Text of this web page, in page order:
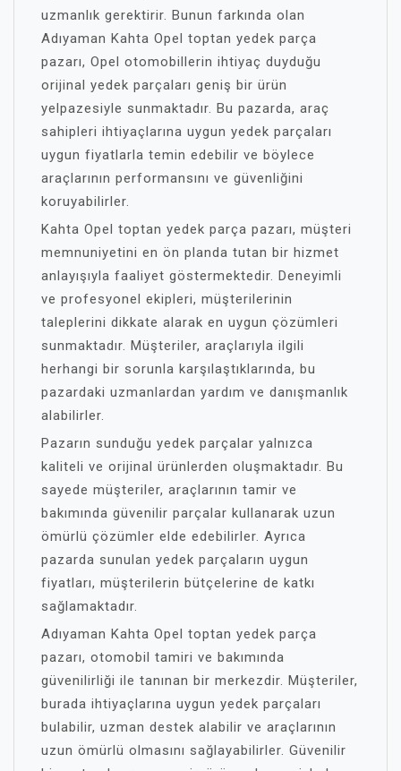
uzmanlık gerektirir. Bunun farkında olan
Adıyaman Kahta Opel toptan yedek parça
pazarı, Opel otomobillerin ihtiyaç duyduğu
orijinal yedek parçaları geniş bir ürün
yelpazesiyle sunmaktadır. Bu pazarda, araç
sahipleri ihtiyaçlarına uygun yedek parçaları
uygun fiyatlarla temin edebilir ve böylece
araçlarının performansını ve güvenliğini
koruyabilirler.
Kahta Opel toptan yedek parça pazarı, müşteri
memnuniyetini en ön planda tutan bir hizmet
anlayışıyla faaliyet göstermektedir. Deneyimli
ve profesyonel ekipleri, müşterilerinin
taleplerini dikkate alarak en uygun çözümleri
sunmaktadır. Müşteriler, araçlarıyla ilgili
herhangi bir sorunla karşılaştıklarında, bu
pazardaki uzmanlardan yardım ve danışmanlık
alabilirler.
Pazarın sunduğu yedek parçalar yalnızca
kaliteli ve orijinal ürünlerden oluşmaktadır. Bu
sayede müşteriler, araçlarının tamir ve
bakımında güvenilir parçalar kullanarak uzun
ömürlü çözümler elde edebilirler. Ayrıca
pazarda sunulan yedek parçaların uygun
fiyatları, müşterilerin bütçelerine de katkı
sağlamaktadır.
Adıyaman Kahta Opel toptan yedek parça
pazarı, otomobil tamiri ve bakımında
güvenilirliği ile tanınan bir merkezdir. Müşteriler,
burada ihtiyaçlarına uygun yedek parçaları
bulabilir, uzman destek alabilir ve araçlarının
uzun ömürlü olmasını sağlayabilirler. Güvenilir